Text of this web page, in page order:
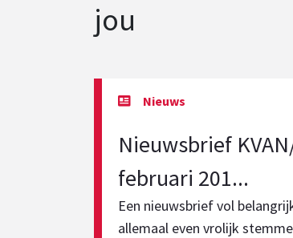
jou
Nieuwsbrief
februari 201...
Een nieuwsbrief vol
allemaal even vrolijk